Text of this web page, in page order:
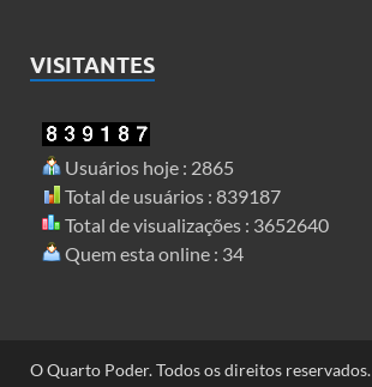
VISITANTES
Usuários hoje : 2865
Total de usuários : 839187
Total de visualizações : 3652640
Quem esta online : 34
O Quarto Poder. Todos os direitos reservados.